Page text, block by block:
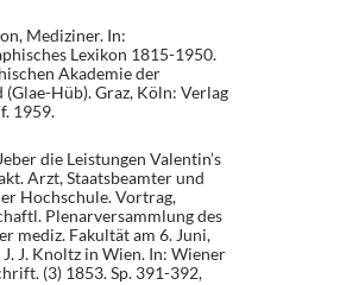
Mediziner. In:
Lexikon 1815-1950.
Akademie der
(Glae-Hüb). Graz, Köln: Verlag
1959.
die Leistungen Valentin’s
Arzt, Staatsbeamter und
Hochschule. Vortrag,
Plenarversammlung des
mediz. Fakultät am 6. Juni,
J. Knoltz in Wien. In: Wiener
(3) 1853. Sp. 391-392,